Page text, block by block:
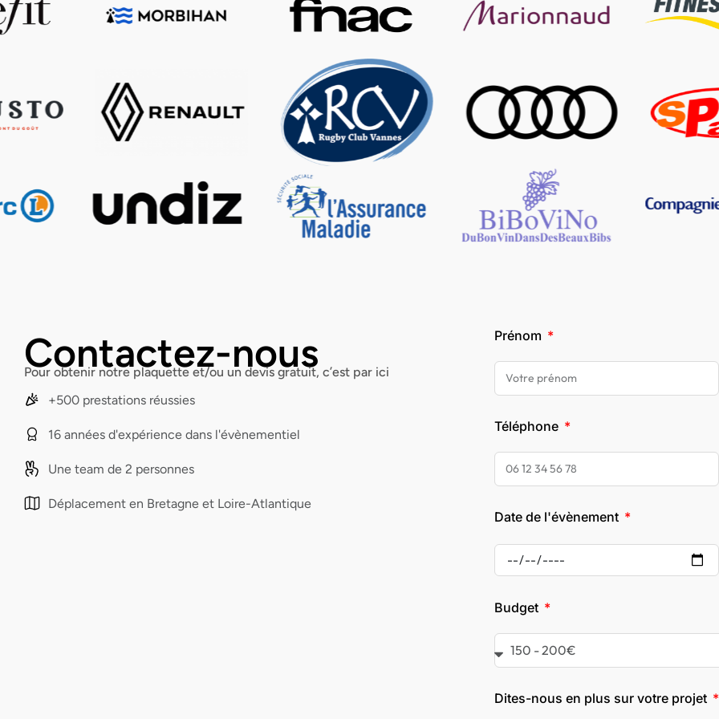
Contactez-nous
Pour obtenir notre plaquette et/ou un devis gratuit, c’est par ici
+500 prestations réussies
16 années d'expérience dans l'évènementiel
Une team de 2 personnes
Déplacement en Bretagne et Loire-Atlantique
Prénom
Téléphone
Date de l'évènement
Budget
Dites-nous en plus sur votre projet